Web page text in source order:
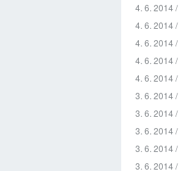
4. 6. 2014 /
4. 6. 2014 /
4. 6. 2014 /
4. 6. 2014 /
4. 6. 2014 /
3. 6. 2014 /
3. 6. 2014 /
3. 6. 2014 /
3. 6. 2014 /
3. 6. 2014 /